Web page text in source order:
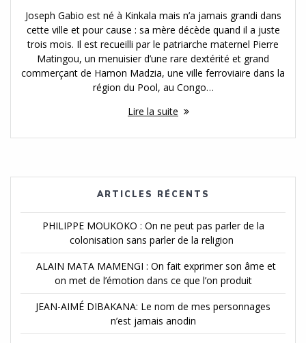
Joseph Gabio est né à Kinkala mais n’a jamais grandi dans
cette ville et pour cause : sa mère décède quand il a juste
trois mois. Il est recueilli par le patriarche maternel Pierre
Matingou, un menuisier d’une rare dextérité et grand
commerçant de Hamon Madzia, une ville ferroviaire dans la
région du Pool, au Congo…
Lire la suite
ARTICLES RÉCENTS
PHILIPPE MOUKOKO : On ne peut pas parler de la
colonisation sans parler de la religion
ALAIN MATA MAMENGI : On fait exprimer son âme et
on met de l’émotion dans ce que l’on produit
JEAN-AIMÉ DIBAKANA: Le nom de mes personnages
n’est jamais anodin